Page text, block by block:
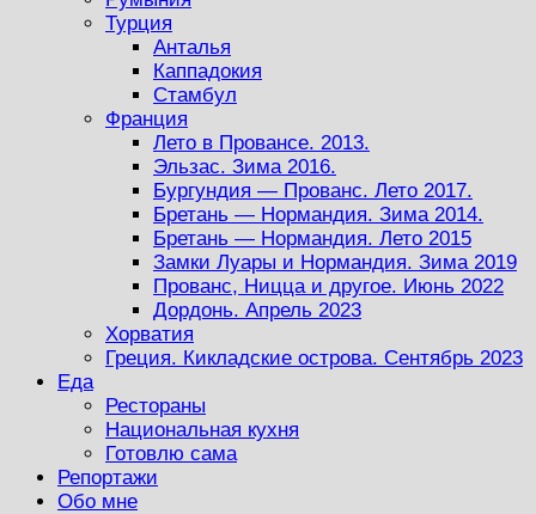
Турция
Анталья
Каппадокия
Стамбул
Франция
Лето в Провансе. 2013.
Эльзас. Зима 2016.
Бургундия — Прованс. Лето 2017.
Бретань — Нормандия. Зима 2014.
Бретань — Нормандия. Лето 2015
Замки Луары и Нормандия. Зима 2019
Прованс, Ницца и другое. Июнь 2022
Дордонь. Апрель 2023
Хорватия
Греция. Кикладские острова. Сентябрь 2023
Еда
Рестораны
Национальная кухня
Готовлю сама
Репортажи
Обо мне